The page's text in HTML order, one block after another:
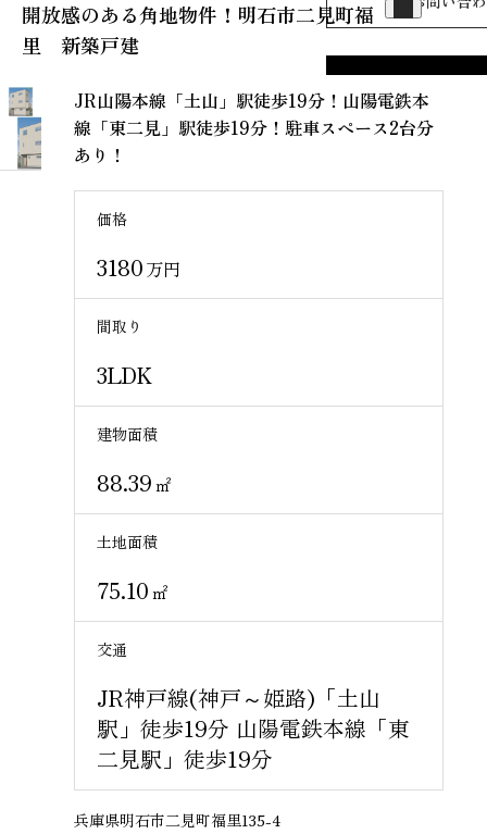
開放感のある角地物件！明石市二見町福
里 新築戸建
JR山陽本線「土山」駅徒歩19分！山陽電鉄本
線「東二見」駅徒歩19分！駐車スペース2台分
あり！
価格
3180万円
間取り
3LDK
建物面積
88.39㎡
土地面積
75.10㎡
交通
JR神戸線(神戸～姫路)「土山
駅」徒歩19分 山陽電鉄本線「東
二見駅」徒歩19分
兵庫県明石市二見町福里135-4